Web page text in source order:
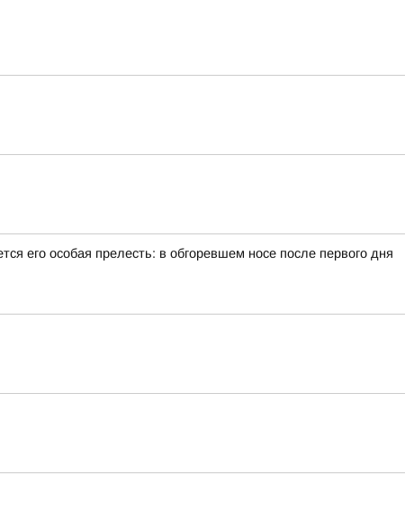
его особая прелесть: в обгоревшем носе после первого дня